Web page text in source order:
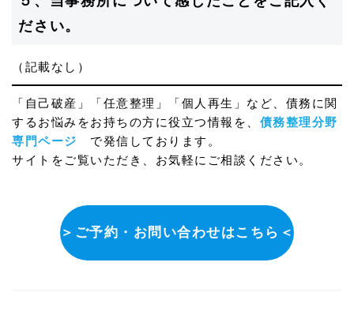
ださい。
（記載なし）
「自己破産」「任意整理」「個人再生」など、債務に関
するお悩みをお持ちの方に役立つ情報を、 債務整理分野
専門ページ で発信しております。
サイトをご覧いただき、お気軽にご相談ください。
＞ご予約・お問い合わせはこちら＜